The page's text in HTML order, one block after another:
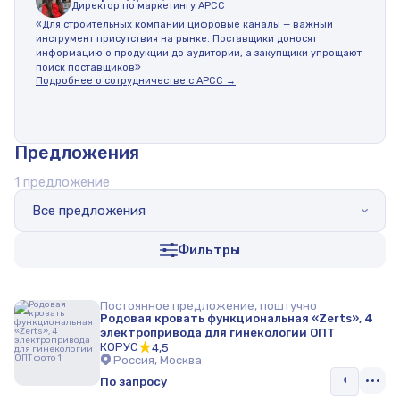
Директор по маркетингу АРСС
«Для строительных компаний цифровые каналы — важный
инструмент присутствия на рынке. Поставщики доносят
информацию о продукции до аудитории, а закупщики упрощают
поиск поставщиков»
Подробнее о сотрудничестве с АРСС →
Предложения
Все предложения
Фильтры
1 предложение
Постоянное предложение, поштучно
Родовая кровать функциональная «Zerts», 4
электропривода для гинекологии ОПТ
КОРУС
4,5
Россия, Москва
По запросу